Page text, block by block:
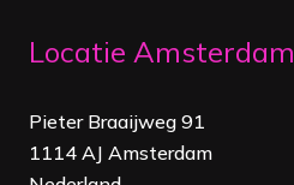
Locatie Amsterdam
Pieter Braaijweg 91
1114 AJ Amsterdam